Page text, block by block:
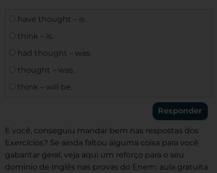
have thought – is.
think – is.
had thought – was.
thought – was.
think – will be.
E você, conseguiu mandar bem nas respostas dos
Exercícios? Se ainda faltou alguma coisa para você
gabaritar geral, veja aqui um reforço para o seu
domínio de Inglês nas provas do Enem: aula gratuita